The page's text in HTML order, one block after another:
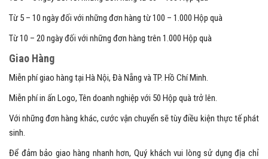
Từ 5 – 10 ngày đối với những đơn hàng từ 100 – 1.000 Hộp quà
Từ 10 – 20 ngày đối với những đơn hàng trên 1.000 Hộp quà
Giao Hàng
Miễn phí giao hàng tại Hà Nội, Đà Nẵng và TP. Hồ Chí Minh.
Miễn phí in ấn Logo, Tên doanh nghiệp với 50 Hộp quà trở lên.
Với những đơn hàng khác, cước vận chuyển sẽ tùy điều kiện thực tế phát
sinh.
Để đảm bảo giao hàng nhanh hơn, Quý khách vui lòng sử dụng địa chỉ